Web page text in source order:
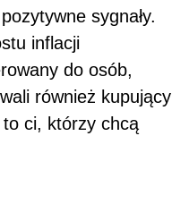
sygnały.
inflacji
do osób,
również kupujący
ci, którzy chcą